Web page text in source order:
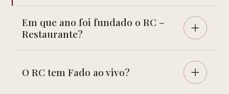
Em que ano foi fundado o RC –
Restaurante?
O RC tem Fado ao vivo?